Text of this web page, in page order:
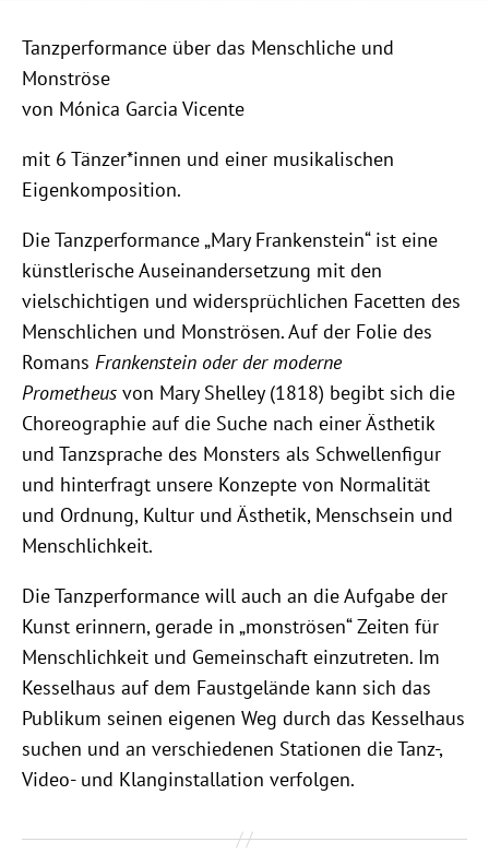
Tanzperformance über das Menschliche und
Monströse
von Mónica Garcia Vicente
mit 6 Tänzer*innen und einer musikalischen
Eigenkomposition.
Die Tanzperformance „Mary Frankenstein“ ist eine
künstlerische Auseinandersetzung mit den
vielschichtigen und widersprüchlichen Facetten des
Menschlichen und Monströsen. Auf der Folie des
Romans Frankenstein oder der moderne
Prometheus von Mary Shelley (1818) begibt sich die
Choreographie auf die Suche nach einer Ästhetik
und Tanzsprache des Monsters als Schwellenfigur
und hinterfragt unsere Konzepte von Normalität
und Ordnung, Kultur und Ästhetik, Menschsein und
Menschlichkeit.
Die Tanzperformance will auch an die Aufgabe der
Kunst erinnern, gerade in „monströsen“ Zeiten für
Menschlichkeit und Gemeinschaft einzutreten. Im
Kesselhaus auf dem Faustgelände kann sich das
Publikum seinen eigenen Weg durch das Kesselhaus
suchen und an verschiedenen Stationen die Tanz-,
Video- und Klanginstallation verfolgen.